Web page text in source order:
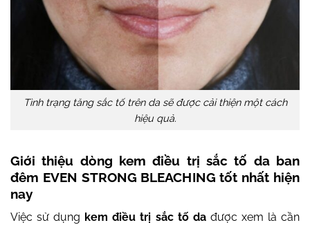
Tình trạng tăng sắc tố trên da sẽ được cải thiện một cách
hiệu quả.
Giới thiệu dòng kem điều trị sắc tố da ban
đêm EVEN STRONG BLEACHING tốt nhất hiện
nay
Việc sử dụng kem điều trị sắc tố dađược xem là cần